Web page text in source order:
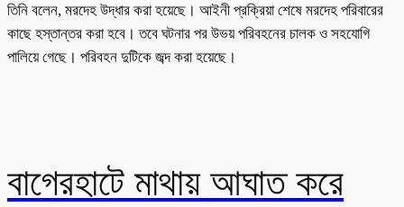
তিনি বলেন, মরদেহ উদ্ধার করা হয়েছে। আইনী প্রক্রিয়া শেষে মরদেহ পরিবারের
কাছে হস্তান্তর করা হবে। তবে ঘটনার পর উভয় পরিবহনের চালক ও সহযোগি
পালিয়ে গেছে। পরিবহন দুটিকে জব্দ করা হয়েছে।
বাগেরহাটে মাথায় আঘাত করে